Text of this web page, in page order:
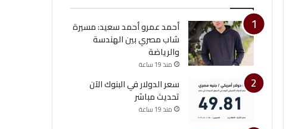
أحمد عمرو أحمد سعيد: مسيرة
شاب مصري بين الهندسة
والرياضة
منذ 19 ساعة
سعر الدولار في البنوك الآن
تحديث مباشر
منذ 19 ساعة